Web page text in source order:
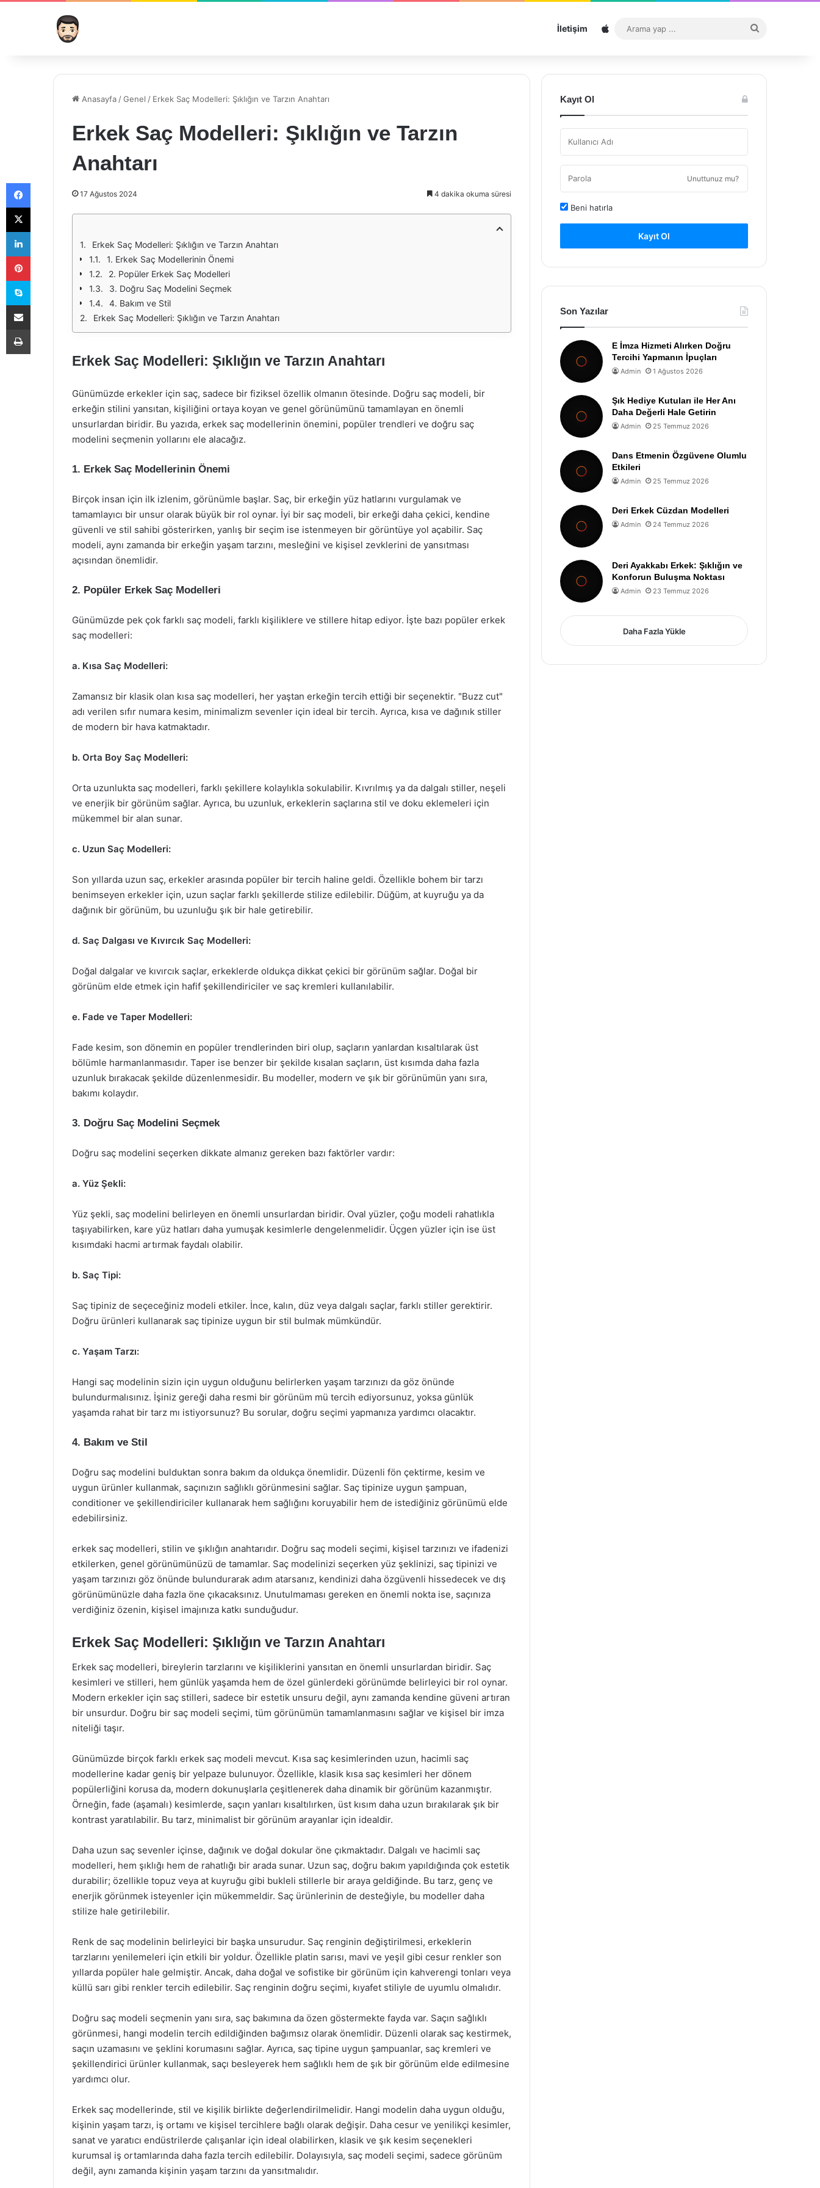
İletişim Sitemap
...
Anasayfa /Genel / Erkek Saç Modelleri: Şıklığın ve Tarzın Anahtarı
Erkek Saç Modelleri: Şıklığın ve Tarzın
Anahtarı
17 Ağustos 2024 4 dakika okuma süresi
Erkek Saç Modelleri: Şıklığın ve Tarzın Anahtarı
1. Erkek Saç Modellerinin Önemi
2. Popüler Erkek Saç Modelleri
3. Doğru Saç Modelini Seçmek
4. Bakım ve Stil
Erkek Saç Modelleri: Şıklığın ve Tarzın Anahtarı
Erkek Saç Modelleri: Şıklığın ve Tarzın Anahtarı
Günümüzde erkekler için saç, sadece bir fiziksel özellik olmanın ötesinde. Doğru saç modeli, bir
erkeğin stilini yansıtan, kişiliğini ortaya koyan ve genel görünümünü tamamlayan en önemli
unsurlardan biridir. Bu yazıda, erkek saç modellerinin önemini, popüler trendleri ve doğru saç
modelini seçmenin yollarını ele alacağız.
1. Erkek Saç Modellerinin Önemi
Birçok insan için ilk izlenim, görünümle başlar. Saç, bir erkeğin yüz hatlarını vurgulamak ve
tamamlayıcı bir unsur olarak büyük bir rol oynar. İyi bir saç modeli, bir erkeği daha çekici, kendine
güvenli ve stil sahibi gösterirken, yanlış bir seçim ise istenmeyen bir görüntüye yol açabilir. Saç
modeli, aynı zamanda bir erkeğin yaşam tarzını, mesleğini ve kişisel zevklerini de yansıtması
açısından önemlidir.
2. Popüler Erkek Saç Modelleri
Günümüzde pek çok farklı saç modeli, farklı kişiliklere ve stillere hitap ediyor. İşte bazı popüler erkek
saç modelleri:
a. Kısa Saç Modelleri:
Zamansız bir klasik olan kısa saç modelleri, her yaştan erkeğin tercih ettiği bir seçenektir. "Buzz cut"
adı verilen sıfır numara kesim, minimalizm sevenler için ideal bir tercih. Ayrıca, kısa ve dağınık stiller
de modern bir hava katmaktadır.
b. Orta Boy Saç Modelleri:
Orta uzunlukta saç modelleri, farklı şekillere kolaylıkla sokulabilir. Kıvrılmış ya da dalgalı stiller, neşeli
ve enerjik bir görünüm sağlar. Ayrıca, bu uzunluk, erkeklerin saçlarına stil ve doku eklemeleri için
mükemmel bir alan sunar.
c. Uzun Saç Modelleri:
Son yıllarda uzun saç, erkekler arasında popüler bir tercih haline geldi. Özellikle bohem bir tarzı
benimseyen erkekler için, uzun saçlar farklı şekillerde stilize edilebilir. Düğüm, at kuyruğu ya da
dağınık bir görünüm, bu uzunluğu şık bir hale getirebilir.
d. Saç Dalgası ve Kıvırcık Saç Modelleri:
Doğal dalgalar ve kıvırcık saçlar, erkeklerde oldukça dikkat çekici bir görünüm sağlar. Doğal bir
görünüm elde etmek için hafif şekillendiriciler ve saç kremleri kullanılabilir.
e. Fade ve Taper Modelleri:
Fade kesim, son dönemin en popüler trendlerinden biri olup, saçların yanlardan kısaltılarak üst
bölümle harmanlanmasıdır. Taper ise benzer bir şekilde kısalan saçların, üst kısımda daha fazla
uzunluk bırakacak şekilde düzenlenmesidir. Bu modeller, modern ve şık bir görünümün yanı sıra,
bakımı kolaydır.
3. Doğru Saç Modelini Seçmek
Doğru saç modelini seçerken dikkate almanız gereken bazı faktörler vardır:
a. Yüz Şekli:
Yüz şekli, saç modelini belirleyen en önemli unsurlardan biridir. Oval yüzler, çoğu modeli rahatlıkla
taşıyabilirken, kare yüz hatları daha yumuşak kesimlerle dengelenmelidir. Üçgen yüzler için ise üst
kısımdaki hacmi artırmak faydalı olabilir.
b. Saç Tipi:
Saç tipiniz de seçeceğiniz modeli etkiler. İnce, kalın, düz veya dalgalı saçlar, farklı stiller gerektirir.
Doğru ürünleri kullanarak saç tipinize uygun bir stil bulmak mümkündür.
c. Yaşam Tarzı:
Hangi saç modelinin sizin için uygun olduğunu belirlerken yaşam tarzınızı da göz önünde
bulundurmalısınız. İşiniz gereği daha resmi bir görünüm mü tercih ediyorsunuz, yoksa günlük
yaşamda rahat bir tarz mı istiyorsunuz? Bu sorular, doğru seçimi yapmanıza yardımcı olacaktır.
4. Bakım ve Stil
Doğru saç modelini bulduktan sonra bakım da oldukça önemlidir. Düzenli fön çektirme, kesim ve
uygun ürünler kullanmak, saçınızın sağlıklı görünmesini sağlar. Saç tipinize uygun şampuan,
conditioner ve şekillendiriciler kullanarak hem sağlığını koruyabilir hem de istediğiniz görünümü elde
edebilirsiniz.
erkek saç modelleri, stilin ve şıklığın anahtarıdır. Doğru saç modeli seçimi, kişisel tarzınızı ve ifadenizi
etkilerken, genel görünümünüzü de tamamlar. Saç modelinizi seçerken yüz şeklinizi, saç tipinizi ve
yaşam tarzınızı göz önünde bulundurarak adım atarsanız, kendinizi daha özgüvenli hissedecek ve dış
görünümünüzle daha fazla öne çıkacaksınız. Unutulmaması gereken en önemli nokta ise, saçınıza
verdiğiniz özenin, kişisel imajınıza katkı sunduğudur.
Erkek Saç Modelleri: Şıklığın ve Tarzın Anahtarı
Erkek saç modelleri, bireylerin tarzlarını ve kişiliklerini yansıtan en önemli unsurlardan biridir. Saç
kesimleri ve stilleri, hem günlük yaşamda hem de özel günlerdeki görünümde belirleyici bir rol oynar.
Modern erkekler için saç stilleri, sadece bir estetik unsuru değil, aynı zamanda kendine güveni artıran
bir unsurdur. Doğru bir saç modeli seçimi, tüm görünümün tamamlanmasını sağlar ve kişisel bir imza
niteliği taşır.
Günümüzde birçok farklı erkek saç modeli mevcut. Kısa saç kesimlerinden uzun, hacimli saç
modellerine kadar geniş bir yelpaze bulunuyor. Özellikle, klasik kısa saç kesimleri her dönem
popülerliğini korusa da, modern dokunuşlarla çeşitlenerek daha dinamik bir görünüm kazanmıştır.
Örneğin, fade (aşamalı) kesimlerde, saçın yanları kısaltılırken, üst kısım daha uzun bırakılarak şık bir
kontrast yaratılabilir. Bu tarz, minimalist bir görünüm arayanlar için idealdir.
Daha uzun saç sevenler içinse, dağınık ve doğal dokular öne çıkmaktadır. Dalgalı ve hacimli saç
modelleri, hem şıklığı hem de rahatlığı bir arada sunar. Uzun saç, doğru bakım yapıldığında çok estetik
durabilir; özellikle topuz veya at kuyruğu gibi bukleli stillerle bir araya geldiğinde. Bu tarz, genç ve
enerjik görünmek isteyenler için mükemmeldir. Saç ürünlerinin de desteğiyle, bu modeller daha
stilize hale getirilebilir.
Renk de saç modelinin belirleyici bir başka unsurudur. Saç renginin değiştirilmesi, erkeklerin
tarzlarını yenilemeleri için etkili bir yoldur. Özellikle platin sarısı, mavi ve yeşil gibi cesur renkler son
yıllarda popüler hale gelmiştir. Ancak, daha doğal ve sofistike bir görünüm için kahverengi tonları veya
küllü sarı gibi renkler tercih edilebilir. Saç renginin doğru seçimi, kıyafet stiliyle de uyumlu olmalıdır.
Doğru saç modeli seçmenin yanı sıra, saç bakımına da özen göstermekte fayda var. Saçın sağlıklı
görünmesi, hangi modelin tercih edildiğinden bağımsız olarak önemlidir. Düzenli olarak saç kestirmek,
saçın uzamasını ve şeklini korumasını sağlar. Ayrıca, saç tipine uygun şampuanlar, saç kremleri ve
şekillendirici ürünler kullanmak, saçı besleyerek hem sağlıklı hem de şık bir görünüm elde edilmesine
yardımcı olur.
Erkek saç modellerinde, stil ve kişilik birlikte değerlendirilmelidir. Hangi modelin daha uygun olduğu,
kişinin yaşam tarzı, iş ortamı ve kişisel tercihlere bağlı olarak değişir. Daha cesur ve yenilikçi kesimler,
sanat ve yaratıcı endüstrilerde çalışanlar için ideal olabilirken, klasik ve şık kesim seçenekleri
kurumsal iş ortamlarında daha fazla tercih edilebilir. Dolayısıyla, saç modeli seçimi, sadece görünüm
değil, aynı zamanda kişinin yaşam tarzını da yansıtmalıdır.
Kayıt Ol
Unuttunuz mu?
Beni hatırla
Kayıt Ol
Son Yazılar
E İmza Hizmeti Alırken Doğru
Tercihi Yapmanın İpuçları
Admin 1 Ağustos 2026
Şık Hediye Kutuları ile Her Anı
Daha Değerli Hale Getirin
Admin 25 Temmuz 2026
Dans Etmenin Özgüvene Olumlu
Etkileri
Admin 25 Temmuz 2026
Deri Erkek Cüzdan Modelleri
Admin 24 Temmuz 2026
Deri Ayakkabı Erkek: Şıklığın ve
Konforun Buluşma Noktası
Admin 23 Temmuz 2026
Daha Fazla Yükle
Facebook
X
LinkedIn
Pinterest
Skype
E-Posta ile paylaş